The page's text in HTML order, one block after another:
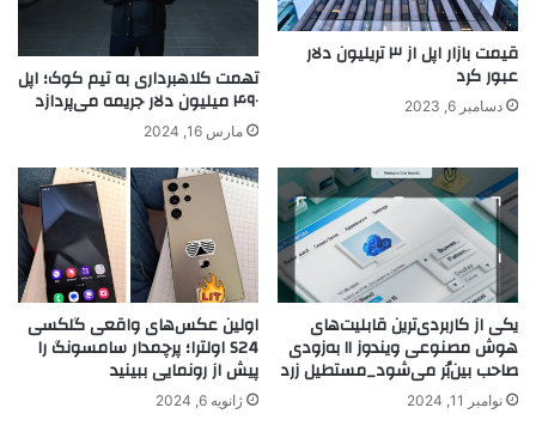
قیمت بازار اپل از ۳ تریلیون دلار
عبور کرد
دسامبر 6, 2023
تهمت کلاهبرداری به تیم کوک؛ اپل
۴۹۰ میلیون دلار جریمه می‌پردازد
مارس 16, 2024
یکی از کاربردی‌ترین قابلیت‌های
هوش مصنوعی ویندوز ۱۱ به‌زودی
صاحب بین‌بُر می‌شود_مستطیل زرد
نوامبر 11, 2024
اولین عکس‌های واقعی گلکسی
S24 اولترا؛ پرچمدار سامسونگ را
پیش از رونمایی ببینید
ژانویه 6, 2024